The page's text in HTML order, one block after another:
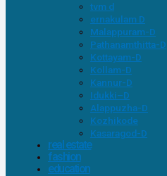
tvm d
ernakulam D
Malappuram-D
Pathanamthitta-D
Kottayam-D
Kollam-D
Kannur-D
Idukki–D
Alappuzha-D
Kozhikode
Kasaragod-D
real estate
fashion
education